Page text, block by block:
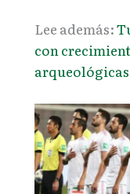
Lee además:
con
arqueológicas